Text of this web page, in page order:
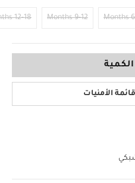
6-
9-12 Months
12-18 Months
الأمنيات